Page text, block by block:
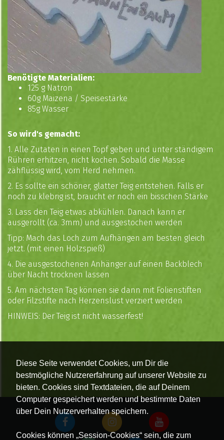
Diese Seite verwendet Cookies, um Dir die
bestmögliche Nutzererfahrung auf unserer Website zu
bieten. Cookies sind Textdateien, die auf Deinem
Computer gespeichert werden und bestimmte Daten
über Dein Nutzerverhalten speichern.
Cookies können „Session-Cookies“ sein, die zum
Benötigte Materialien:
125 g Natron
60g Maizena / Speisestärke
85g Wasser
So wird's gemacht:
1. Alle Zutaten in einen Topf geben und unter ständigem
Rühren erhitzen, nicht kochen. Sobald die Masse
zähflüssig wird, vom Herd nehmen.
2. Es sollte ein schöner, glatter Teig entstehen. Falls er
noch zu klebrig ist, braucht er noch ein bisschen Stärke
3. Lass den Teig etwas abkühlen. Danach kann er
ausgerollt (ca. 3mm) und ausgestochen werden
Tipp: Mach das Loch zum Aufhängen am besten gleich
jetzt. (mit einen Holzspieß)
4. Die ausgestochenen Anhänger auf einen Backblech
über Nacht trocknen lassen
5. Am nächsten Tag können sie dann mit Folienstiften
oder Filzstifte nach Herzenslust verziert werden
HINWEIS: Der Teig ist nicht wasserfest!